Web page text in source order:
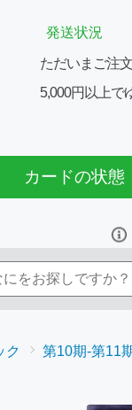
発送状況
ただいまご注
5,000円以上で
カードの状態
ク 第10期-第11